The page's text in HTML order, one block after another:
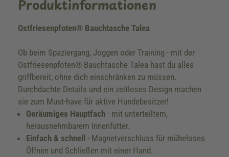
Produktinformationen
Ostfriesenpfoten® Bauchtasche Talea
Ob beim Spaziergang, Joggen oder Training - mit der
Ostfriesenpfoten® Bauchtasche Talea hast du alles
griffbereit, ohne dich einschränken zu müssen.
Durchdachte Details und ein zeitloses Design machen
sie zum Must-have für aktive Hundebesitzer!
Geräumiges Hauptfach - mit unterteiltem,
herausnehmbarem Innenfutter.
Einfach & schnell - Magnetverschluss für müheloses
Öffnen und Schließen mit einer Hand.